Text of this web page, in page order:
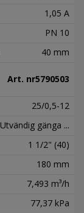
1,05 A
PN 10
40 mm
Art. nr5790503
25/0,5-12
Utvändig gänga ...
1 1/2" (40)
180 mm
7,493 m³/h
77,37 kPa